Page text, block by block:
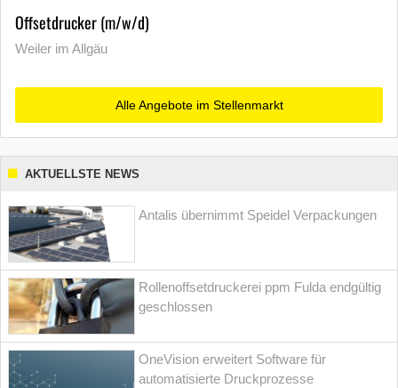
Offsetdrucker (m/w/d)
Weiler im Allgäu
Alle Angebote im Stellenmarkt
AKTUELLSTE NEWS
Antalis übernimmt Speidel Verpackungen
Rollenoffsetdruckerei ppm Fulda endgültig
geschlossen
OneVision erweitert Software für
automatisierte Druckprozesse